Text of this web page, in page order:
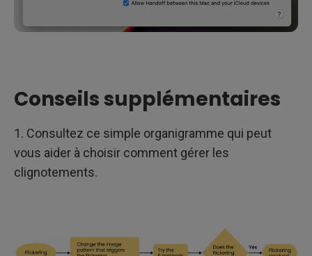
Conseils supplémentaires
1. Consultez ce simple organigramme qui peut
vous aider à choisir comment gérer les
clignotements.